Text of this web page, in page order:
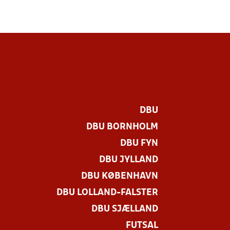
DBU
DBU BORNHOLM
DBU FYN
DBU JYLLAND
DBU KØBENHAVN
DBU LOLLAND-FALSTER
DBU SJÆLLAND
FUTSAL